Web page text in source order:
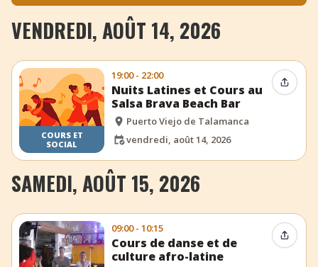
VENDREDI, AOÛT 14, 2026
COURS ET
SOCIAL
19:00 - 22:00
Nuits Latines et Cours au
Salsa Brava Beach Bar
Puerto Viejo de Talamanca
vendredi, août 14, 2026
SAMEDI, AOÛT 15, 2026
09:00 - 10:15
Cours de danse et de
culture afro-latine